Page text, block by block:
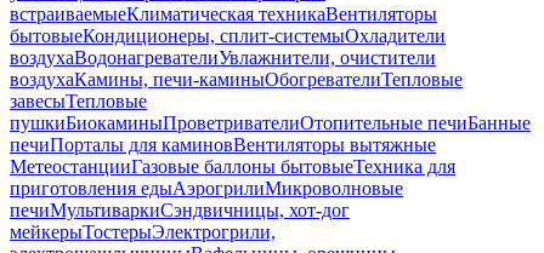
встраиваемыеКлиматическая техникаВентиляторы
бытовыеКондиционеры, сплит-системыОхладители
воздухаВодонагревателиУвлажнители, очистители
воздухаКамины, печи-каминыОбогревателиТепловые
завесыТепловые
пушкиБиокаминыПроветривателиОтопительные печиБанные
печиПорталы для каминовВентиляторы вытяжные
МетеостанцииГазовые баллоны бытовыеТехника для
приготовления едыАэрогрилиМикроволновые
печиМультиваркиСэндвичницы, хот-дог
мейкерыТостерыЭлектрогрили,